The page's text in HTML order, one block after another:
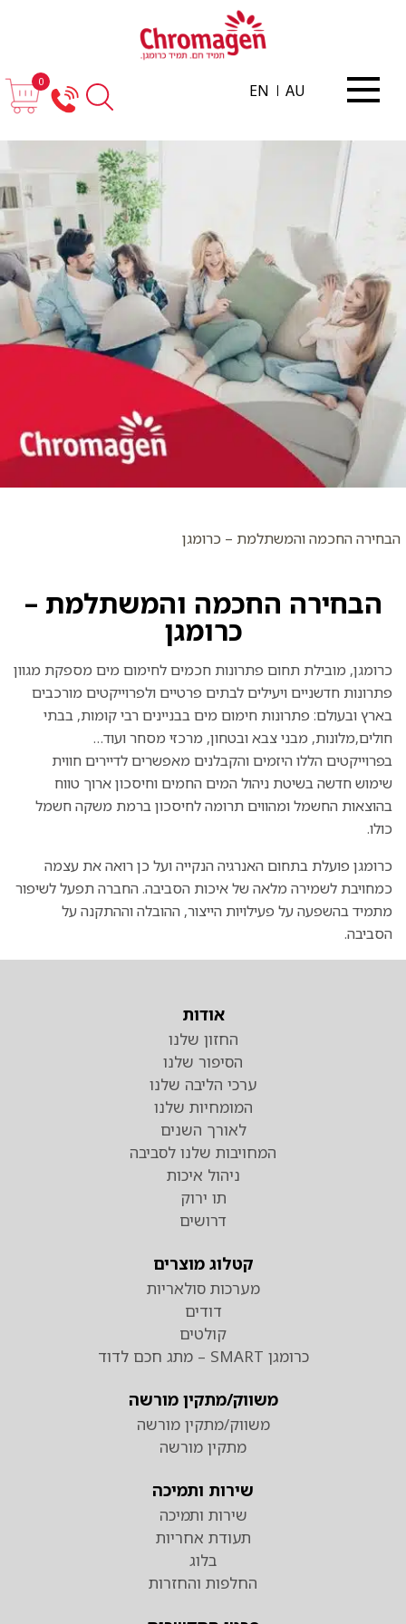
AU
EN
0
הבחירה החכמה והמשתלמת – כרומגן
הבחירה החכמה והמשתלמת –
כרומגן
כרומגן, מובילת תחום פתרונות חכמים לחימום מים מספקת מגוון
פתרונות חדשניים ויעילים לבתים פרטיים ולפרוייקטים מורכבים
בארץ ובעולם: פתרונות חימום מים בבניינים רבי קומות, בבתי
חולים,מלונות, מבני צבא ובטחון, מרכזי מסחר ועוד…
בפרוייקטים הללו היזמים והקבלנים מאפשרים לדיירים חווית
שימוש חדשה בשיטת ניהול המים החמים וחיסכון ארוך טווח
בהוצאות החשמל ומהווים תרומה לחיסכון ברמת משקה חשמל
כולו.
כרומגן פועלת בתחום האנרגיה הנקייה ועל כן רואה את עצמה
כמחויבת לשמירה מלאה של איכות הסביבה. החברה תפעל לשיפור
מתמיד בהשפעה על פעילויות הייצור, ההובלה וההתקנה על
הסביבה.
אודות
החזון שלנו
הסיפור שלנו
ערכי הליבה שלנו
המומחיות שלנו
לאורך השנים
המחויבות שלנו לסביבה
ניהול איכות
תו ירוק
דרושים
קטלוג מוצרים
מערכות סולאריות
דודים
קולטים
כרומגן SMART – מתג חכם לדוד
משווק/מתקין מורשה
משווק/מתקין מורשה
מתקין מורשה
שירות ותמיכה
שירות ותמיכה
תעודת אחריות
בלוג
החלפות והחזרות